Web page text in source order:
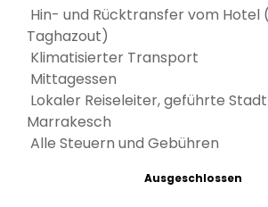
Hin- und Rücktransfer vom Hotel
Taghazout)
Klimatisierter Transport
Mittagessen
Lokaler Reiseleiter, geführte
Marrakesch
Alle Steuern und Gebühren
Ausgeschlossen